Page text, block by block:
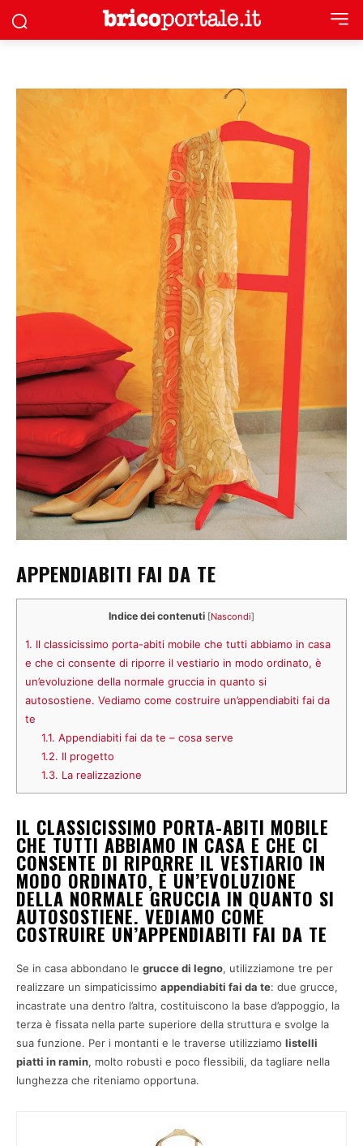
APPENDIABITI FAI DA TE
Indice dei contenuti [Nascondi]
1. Il classicissimo porta-abiti mobile che tutti abbiamo in casa
e che ci consente di riporre il vestiario in modo ordinato, è
un’evoluzione della normale gruccia in quanto si
autosostiene. Vediamo come costruire un’appendiabiti fai da
te
1.1. Appendiabiti fai da te – cosa serve
1.2. Il progetto
1.3. La realizzazione
IL CLASSICISSIMO PORTA-ABITI MOBILE
CHE TUTTI ABBIAMO IN CASA E CHE CI
CONSENTE DI RIPORRE IL VESTIARIO IN
MODO ORDINATO, È UN’EVOLUZIONE
DELLA NORMALE GRUCCIA IN QUANTO SI
AUTOSOSTIENE. VEDIAMO COME
COSTRUIRE UN’APPENDIABITI FAI DA TE
Se in casa abbondano le grucce di legno, utilizziamone tre per
realizzare un simpaticissimo appendiabiti fai da te: due grucce,
incastrate una dentro l’altra, costituiscono la base d’appoggio, la
terza è fissata nella parte superiore della struttura e svolge la
sua funzione. Per i montanti e le traverse utilizziamo listelli
piatti in ramin, molto robusti e poco flessibili, da tagliare nella
lunghezza che riteniamo opportuna.